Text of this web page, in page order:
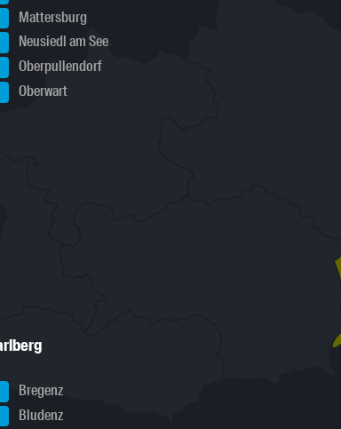
Mattersburg
Neusiedl am See
Oberpullendorf
Oberwart
Bregenz
Bludenz